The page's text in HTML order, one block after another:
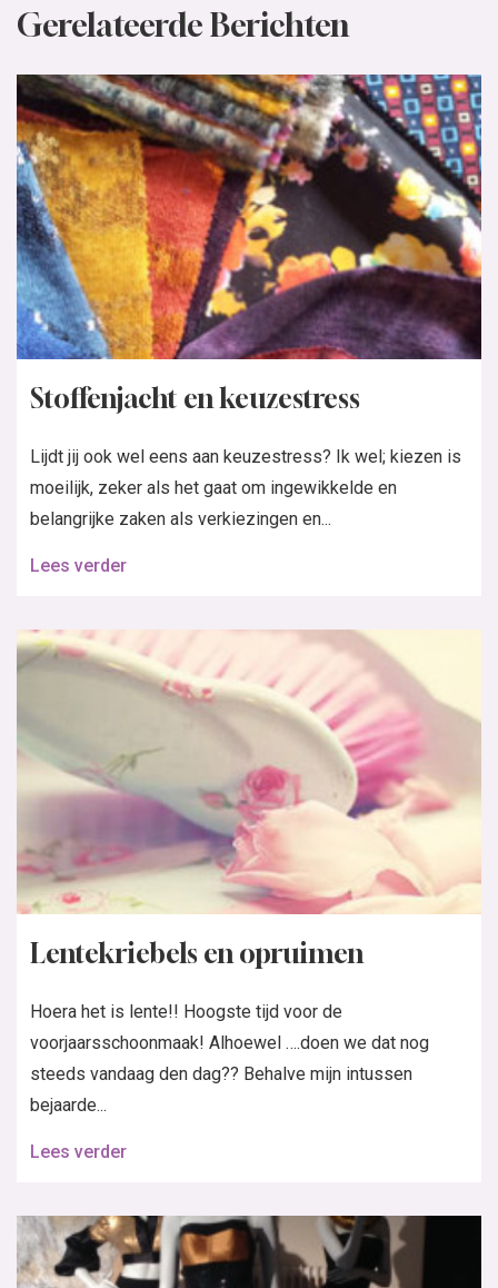
Gerelateerde Berichten
Stoffenjacht en keuzestress
Lijdt jij ook wel eens aan keuzestress? Ik wel; kiezen is
moeilijk, zeker als het gaat om ingewikkelde en
belangrijke zaken als verkiezingen en...
Lees verder
Lentekriebels en opruimen
Hoera het is lente!! Hoogste tijd voor de
voorjaarsschoonmaak! Alhoewel ….doen we dat nog
steeds vandaag den dag?? Behalve mijn intussen
bejaarde...
Lees verder